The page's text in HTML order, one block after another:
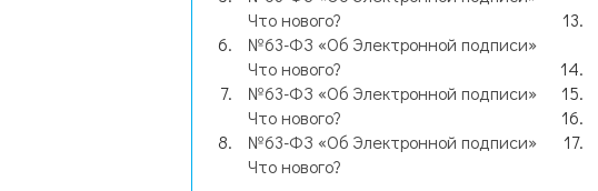
Что нового?
№63-ФЗ «Об Электронной подписи»
Что нового?
№63-ФЗ «Об Электронной подписи»
Что нового?
№63-ФЗ «Об Электронной подписи»
Что нового?